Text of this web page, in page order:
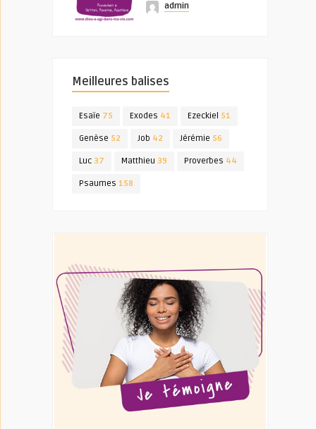
admin
Meilleures balises
Esaïe 75 Exodes 41 Ezeckiel 51
Genèse 52 Job 42 Jérémie 56
Luc 37 Matthieu 39 Proverbes 44
Psaumes 158